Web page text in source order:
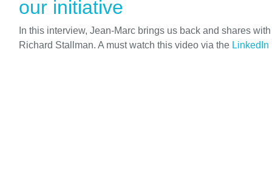
our initiative
In this interview, Jean-Marc brings us back and shares
Richard Stallman. A must watch this video via the LinkedIn